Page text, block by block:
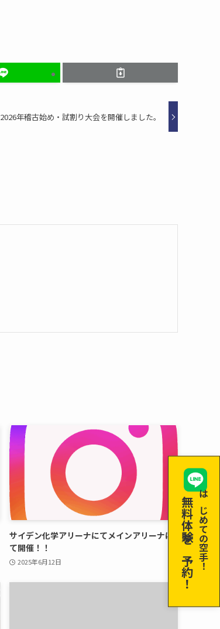
2026年稽古始め・試割り大会を開催しました。
サイデン化学アリーナにてメインアリーナに
て開催！！
2025年6月12日 はじめての空手！
無料体験を予約！